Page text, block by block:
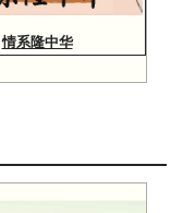
情系隆中华